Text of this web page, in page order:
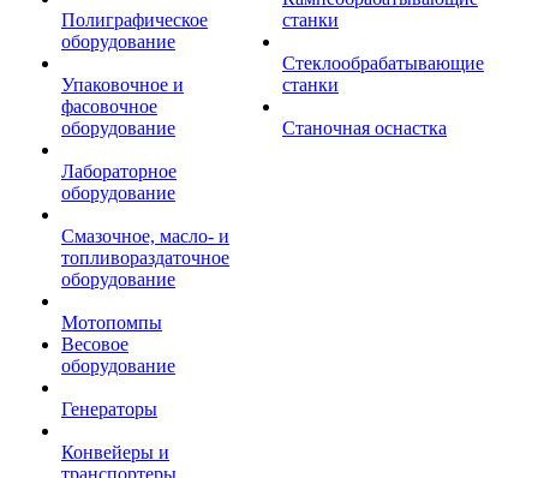
Полиграфическое
оборудование
Упаковочное и
фасовочное
оборудование
Лабораторное
оборудование
Смазочное, масло- и
топливораздаточное
оборудование
Мотопомпы
Весовое
оборудование
Генераторы
Конвейеры и
транспортеры
станки
Стеклообрабатывающие
станки
Станочная оснастка